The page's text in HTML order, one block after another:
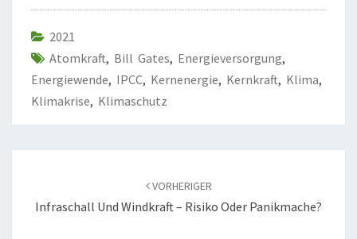
2021
Atomkraft, Bill Gates, Energieversorgung,
Energiewende, IPCC, Kernenergie, Kernkraft, Klima,
Klimakrise, Klimaschutz
VORHERIGER
Infraschall Und Windkraft – Risiko Oder Panikmache?